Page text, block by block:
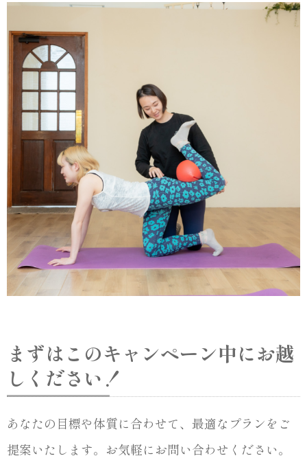
まずはこのキャンペーン中にお越
しください！
あなたの目標や体質に合わせて、最適なプランをご
提案いたします。お気軽にお問い合わせください。